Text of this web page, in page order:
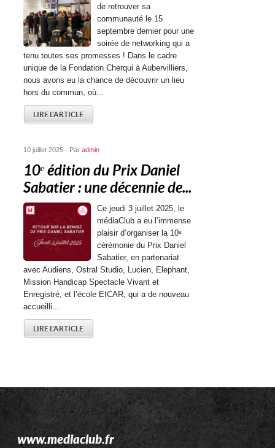
de retrouver sa
communauté le 15
septembre dernier pour une
soirée de networking qui a
tenu toutes ses promesses ! Dans le cadre
unique de la Fondation Cherqui à Aubervilliers,
nous avons eu la chance de découvrir un lieu
hors du commun, où...
LIRE L'ARTICLE
10 juillet 2025 - Paradmin
10ᵉ édition du Prix Daniel
Sabatier : une décennie de...
Ce jeudi 3 juillet 2025, le
médiaClub a eu l’immense
plaisir d’organiser la 10ᵉ
cérémonie du Prix Daniel
Sabatier, en partenariat
avec Audiens, Ostral Studio, Lucien, Elephant,
Mission Handicap Spectacle Vivant et
Enregistré, et l’école EICAR, qui a de nouveau
accueilli...
LIRE L'ARTICLE
www.mediaclub.fr